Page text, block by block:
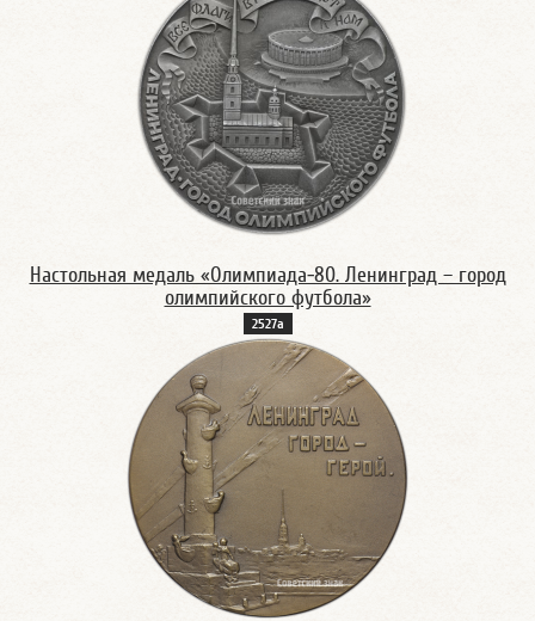
Настольная медаль «Олимпиада-80. Ленинград – город
олимпийского футбола»
2527а